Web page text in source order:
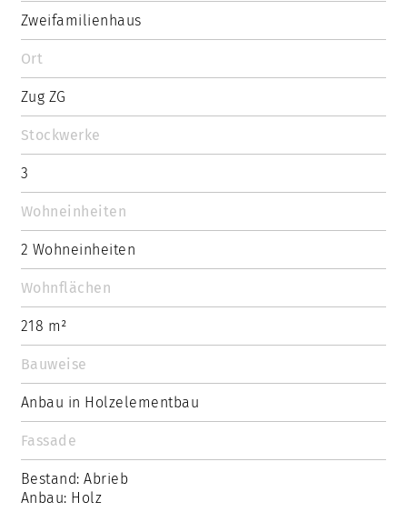
Zweifamilienhaus
Ort
Zug ZG
Stockwerke
3
Wohneinheiten
2 Wohneinheiten
Wohnflächen
218 m²
Bauweise
Anbau in Holzelementbau
Fassade
Bestand: Abrieb
Anbau: Holz